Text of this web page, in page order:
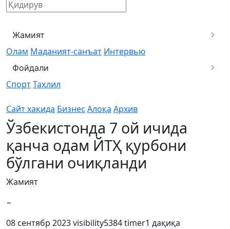
Жамият
Олам Маданият-санъат Интервью
Фойдали
СпортТаҳлил
Сайт хақида Бизнес Алоқа Архив
Ўзбекистонда 7 ой ичида
қанча одам ЙТҲ қурбони
бўлгани очиқланди
Жамият
−
08 сентябр 2023visibility5384timer1 дақиқа